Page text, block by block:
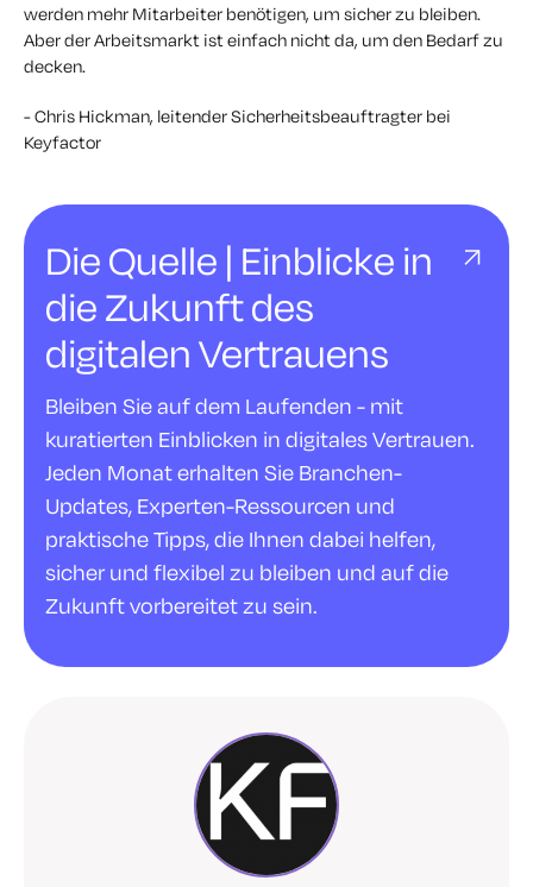
werden mehr Mitarbeiter benötigen, um sicher zu bleiben.
Aber der Arbeitsmarkt ist einfach nicht da, um den Bedarf zu
decken.
- Chris Hickman, leitender Sicherheitsbeauftragter bei
Keyfactor
Die Quelle | Einblicke in
die Zukunft des
digitalen Vertrauens
Bleiben Sie auf dem Laufenden - mit
kuratierten Einblicken in digitales Vertrauen.
Jeden Monat erhalten Sie Branchen-
Updates, Experten-Ressourcen und
praktische Tipps, die Ihnen dabei helfen,
sicher und flexibel zu bleiben und auf die
Zukunft vorbereitet zu sein.